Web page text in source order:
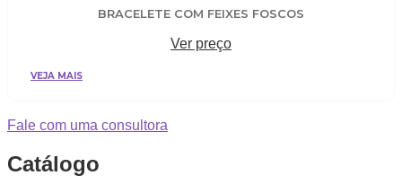
BRACELETE COM FEIXES FOSCOS
Ver preço
VEJA MAIS
Fale com uma consultora
Catálogo